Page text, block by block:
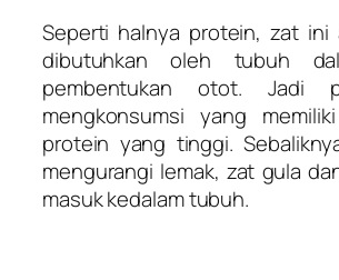
Seperti halnya protein, zat ini
dibutuhkan oleh tubuh
pembentukan otot. Jadi
mengkonsumsi yang
protein yang tinggi.
mengurangi lemak, zat gula
masuk kedalam tubuh.